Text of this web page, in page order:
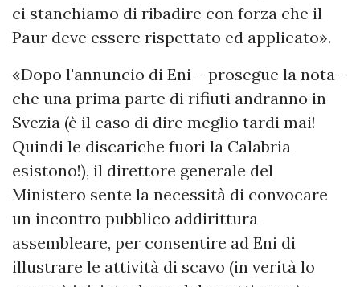
ci stanchiamo di ribadire con forza che il
Paur deve essere rispettato ed applicato».
«Dopo l'annuncio di Eni – prosegue la nota -
che una prima parte di rifiuti andranno in
Svezia (è il caso di dire meglio tardi mai!
Quindi le discariche fuori la Calabria
esistono!), il direttore generale del
Ministero sente la necessità di convocare
un incontro pubblico addirittura
assembleare, per consentire ad Eni di
illustrare le attività di scavo (in verità lo